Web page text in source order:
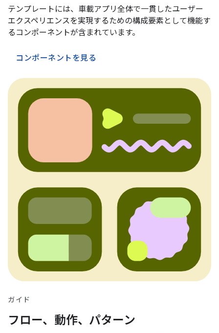
テンプレートには、車載アプリ全体で一貫したユーザー
エクスペリエンスを実現するための構成要素として機能す
るコンポーネントが含まれています。
コンポーネントを見る
ガイド
フロー、動作、パターン